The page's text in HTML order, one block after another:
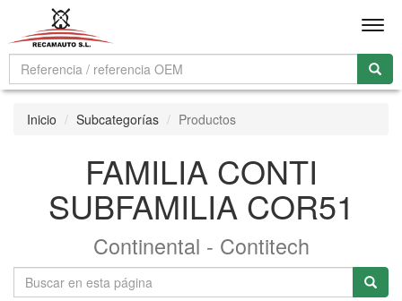
Inicio Subcategorías Productos
FAMILIA CONTI
SUBFAMILIA COR51
Continental - Contitech